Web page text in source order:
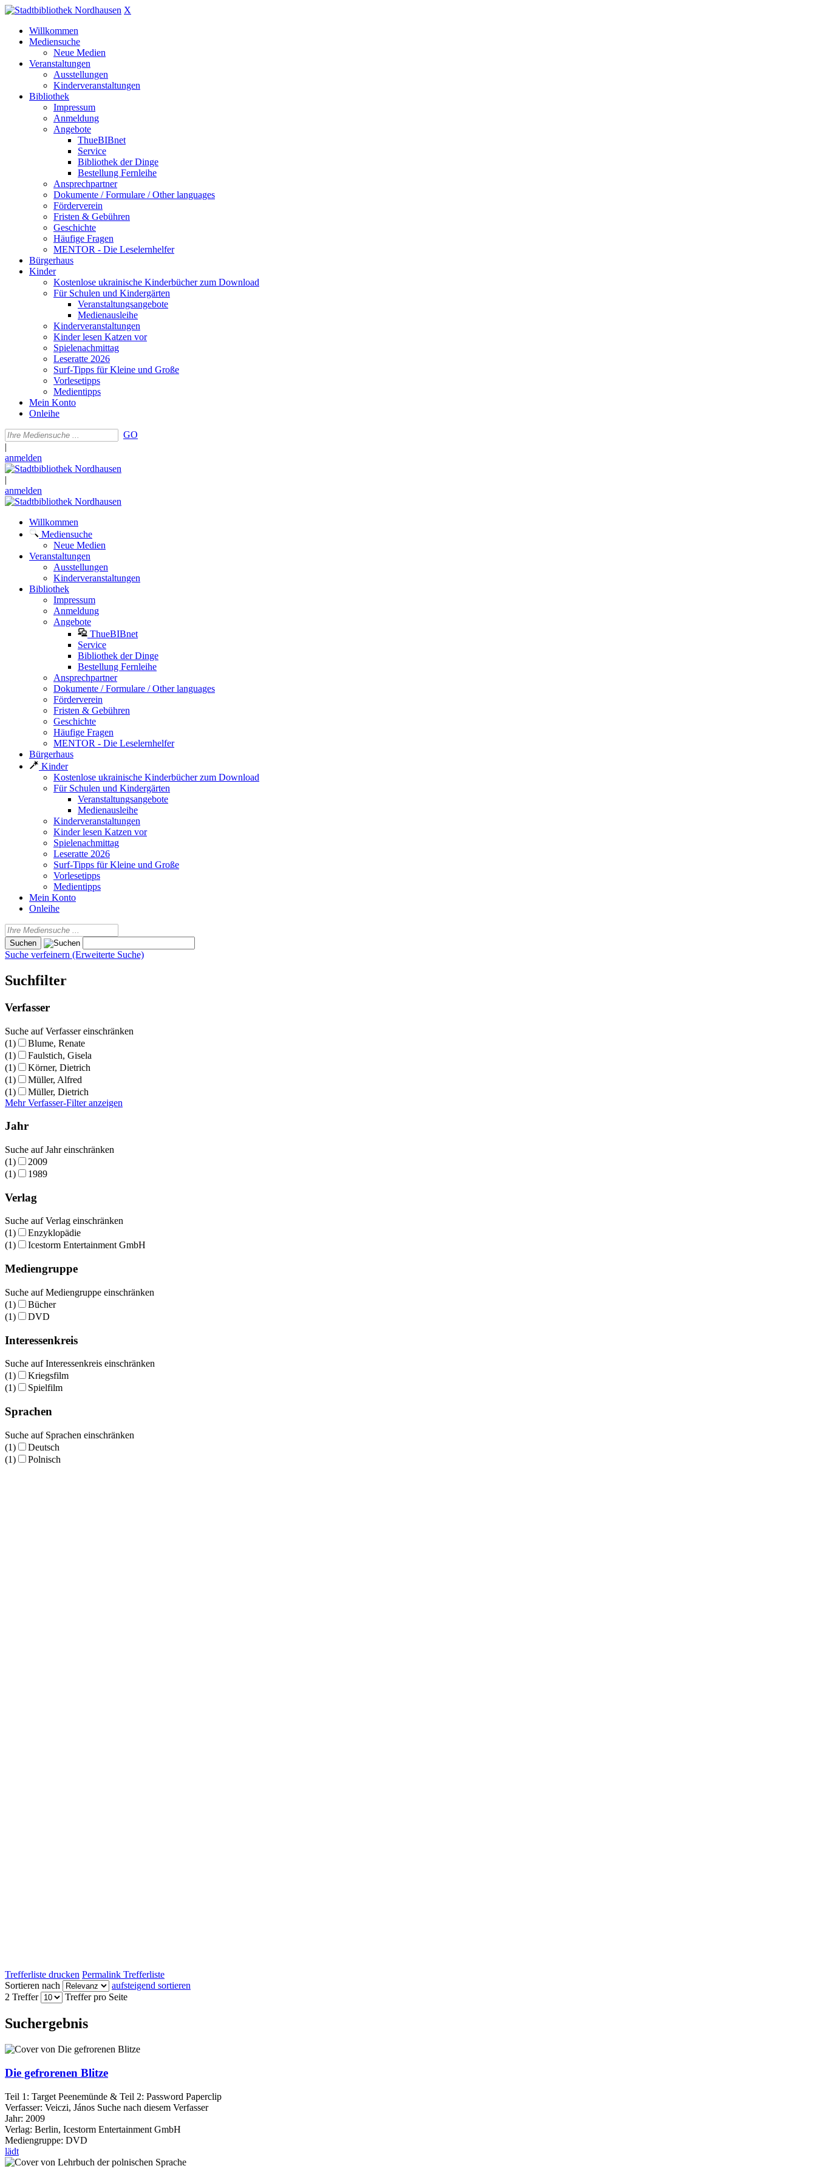
X
Willkommen
Mediensuche
Neue Medien
Veranstaltungen
Ausstellungen
Kinderveranstaltungen
Bibliothek
Impressum
Anmeldung
Angebote
ThueBIBnet
Service
Bibliothek der Dinge
Bestellung Fernleihe
Ansprechpartner
Dokumente / Formulare / Other languages
Förderverein
Fristen & Gebühren
Geschichte
Häufige Fragen
MENTOR - Die Leselernhelfer
Bürgerhaus
Kinder
Kostenlose ukrainische Kinderbücher zum Download
Für Schulen und Kindergärten
Veranstaltungsangebote
Medienausleihe
Kinderveranstaltungen
Kinder lesen Katzen vor
Spielenachmittag
Leseratte 2026
Surf-Tipps für Kleine und Große
Vorlesetipps
Medientipps
Mein Konto
Onleihe
GO
|
anmelden
|
anmelden
Willkommen
Mediensuche
Neue Medien
Veranstaltungen
Ausstellungen
Kinderveranstaltungen
Bibliothek
Impressum
Anmeldung
Angebote
ThueBIBnet
Service
Bibliothek der Dinge
Bestellung Fernleihe
Ansprechpartner
Dokumente / Formulare / Other languages
Förderverein
Fristen & Gebühren
Geschichte
Häufige Fragen
MENTOR - Die Leselernhelfer
Bürgerhaus
Kinder
Kostenlose ukrainische Kinderbücher zum Download
Für Schulen und Kindergärten
Veranstaltungsangebote
Medienausleihe
Kinderveranstaltungen
Kinder lesen Katzen vor
Spielenachmittag
Leseratte 2026
Surf-Tipps für Kleine und Große
Vorlesetipps
Medientipps
Mein Konto
Onleihe
Suche verfeinern (Erweiterte Suche)
Suchfilter
Verfasser
Suche auf Verfasser einschränken
(1)
Blume, Renate
(1)
Faulstich, Gisela
(1)
Körner, Dietrich
(1)
Müller, Alfred
(1)
Müller, Dietrich
Mehr Verfasser-Filter anzeigen
Jahr
Suche auf Jahr einschränken
(1)
2009
(1)
1989
Verlag
Suche auf Verlag einschränken
(1)
Enzyklopädie
(1)
Icestorm Entertainment GmbH
Mediengruppe
Suche auf Mediengruppe einschränken
(1)
Bücher
(1)
DVD
Interessenkreis
Suche auf Interessenkreis einschränken
(1)
Kriegsfilm
(1)
Spielfilm
Sprachen
Suche auf Sprachen einschränken
(1)
Deutsch
(1)
Polnisch
Trefferliste drucken Permalink Trefferliste
Sortieren nach
aufsteigend sortieren
2 Treffer
Treffer pro Seite
Suchergebnis
Die gefrorenen Blitze
Teil 1: Target Peenemünde & Teil 2: Password Paperclip
Verfasser: Veiczi, János Suche nach diesem Verfasser
Jahr: 2009
Verlag: Berlin, Icestorm Entertainment GmbH
Mediengruppe: DVD
lädt